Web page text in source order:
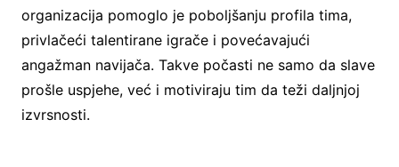
organizacija pomoglo je poboljšanju profila tima,
privlačeći talentirane igrače i povećavajući
angažman navijača. Takve počasti ne samo da slave
prošle uspjehe, već i motiviraju tim da teži daljnjoj
izvrsnosti.